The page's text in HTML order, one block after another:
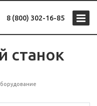
8 (800) 302-16-85
станок